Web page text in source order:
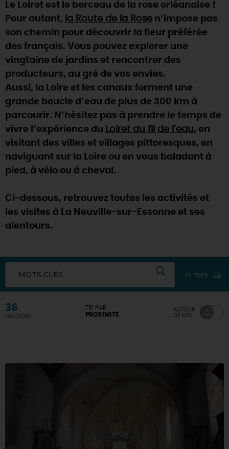
TOUT L'AGENDA
Le Loiret est le berceau de la rose orléanaise !
Pour autant, la Route de la Rose n’impose pas
son chemin pour découvrir la fleur préférée
des français. Vous pouvez explorer une
vingtaine de jardins et rencontrer des
producteurs, au gré de vos envies.
Aussi, la Loire et les canaux forment une
grande boucle d’eau de plus de 300 km à
parcourir. N’hésitez pas à prendre le temps de
vivre l’expérience du Loiret au fil de l’eau, en
visitant des villes et villages pittoresques, en
naviguant sur la Loire ou en vous baladant à
pied, à vélo ou à cheval.
Ci-dessous, retrouvez toutes les activités et
les visites à La Neuville-sur-Essonne et ses
alentours.
MOTS CLÉS FILTRES
36
résultats
TRI PAR
PROXIMITÉ
AUTOUR
DE MOI